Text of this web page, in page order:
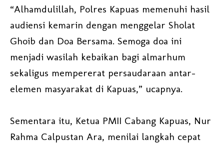
“Alhamdulillah, Polres Kapuas memenuhi hasil
audiensi kemarin dengan menggelar Sholat
Ghoib dan Doa Bersama. Semoga doa ini
menjadi wasilah kebaikan bagi almarhum
sekaligus mempererat persaudaraan antar-
elemen masyarakat di Kapuas,” ucapnya.
Sementara itu, Ketua PMII Cabang Kapuas, Nur
Rahma Calpustan Ara, menilai langkah cepat